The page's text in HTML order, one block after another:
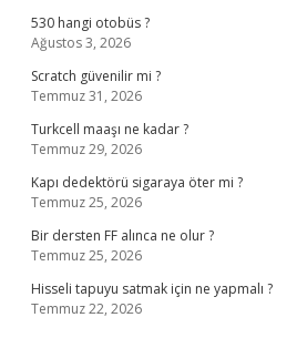
530 hangi otobüs ?
Ağustos 3, 2026
Scratch güvenilir mi ?
Temmuz 31, 2026
Turkcell maaşı ne kadar ?
Temmuz 29, 2026
Kapı dedektörü sigaraya öter mi ?
Temmuz 25, 2026
Bir dersten FF alınca ne olur ?
Temmuz 25, 2026
Hisseli tapuyu satmak için ne yapmalı ?
Temmuz 22, 2026